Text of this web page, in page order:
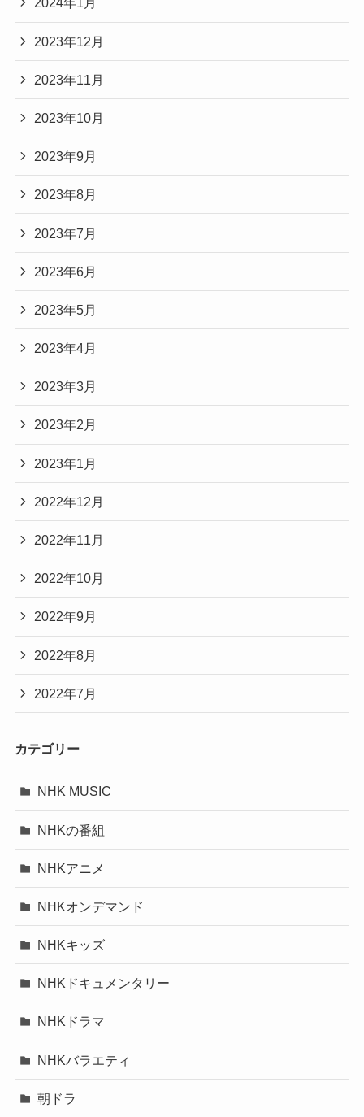
2023年12月
2023年11月
2023年10月
2023年9月
2023年8月
2023年7月
2023年6月
2023年5月
2023年4月
2023年3月
2023年2月
2023年1月
2022年12月
2022年11月
2022年10月
2022年9月
2022年8月
2022年7月
カテゴリー
NHK MUSIC
NHKの番組
NHKアニメ
NHKオンデマンド
NHKキッズ
NHKドキュメンタリー
NHKドラマ
NHKバラエティ
朝ドラ